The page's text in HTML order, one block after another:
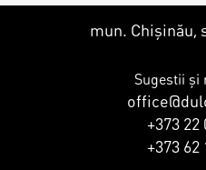
Croissants &
mun. Chișinău,
Sugestii și
+373 22
+373 62